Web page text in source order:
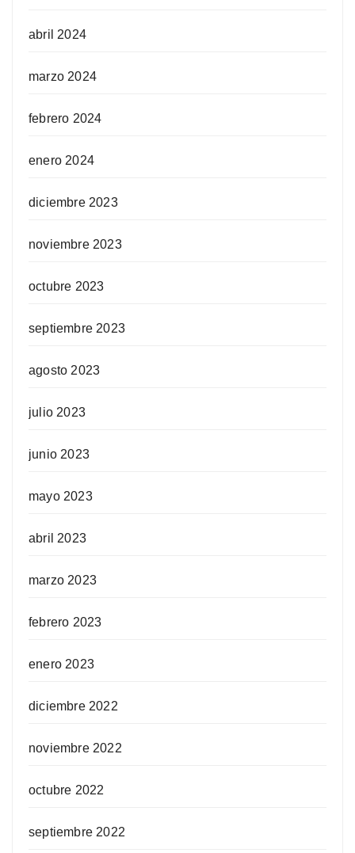
abril 2024
marzo 2024
febrero 2024
enero 2024
diciembre 2023
noviembre 2023
octubre 2023
septiembre 2023
agosto 2023
julio 2023
junio 2023
mayo 2023
abril 2023
marzo 2023
febrero 2023
enero 2023
diciembre 2022
noviembre 2022
octubre 2022
septiembre 2022